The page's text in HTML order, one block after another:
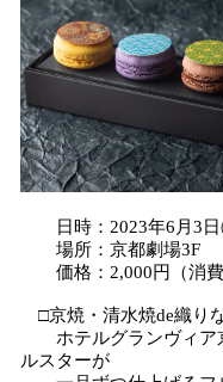
日時：2023年6月3日
場所：京都劇場3F
価格：2,000円（消
□京焼・清水焼de織り
ホテルグランヴィア
ルスターが